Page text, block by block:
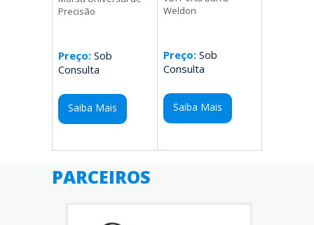
Precisão
Preço: Sob
Consulta
Saiba Mais
Weldon
Preço:Sob
Consulta
Saiba Mais
PARCEIROS